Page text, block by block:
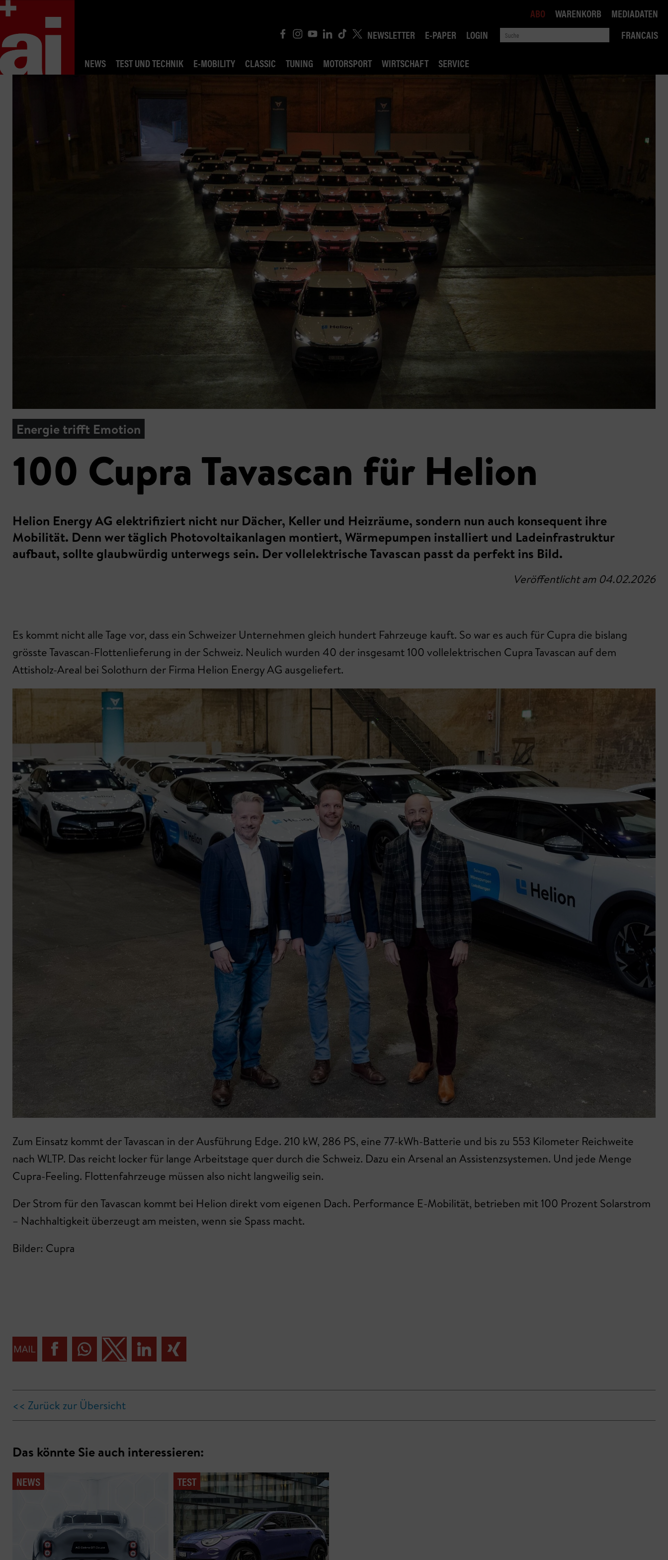
NEWSLETTER E-PAPER LOGIN
FRANCAIS
NEWS
TEST UND TECHNIK E-MOBILITY CLASSIC TUNING MOTORSPORT WIRTSCHAFT SERVICE
ABO WARENKORB MEDIADATEN
Energie trifft Emotion
100 Cupra Tavascan für Helion
Helion Energy AG elektrifiziert nicht nur Dächer, Keller und Heizräume, sondern nun auch konsequent ihre
Mobilität. Denn wer täglich Photovoltaikanlagen montiert, Wärmepumpen installiert und Ladeinfrastruktur
aufbaut, sollte glaubwürdig unterwegs sein. Der vollelektrische Tavascan passt da perfekt ins Bild.
Veröffentlicht am 04.02.2026
Es kommt nicht alle Tage vor, dass ein Schweizer Unternehmen gleich hundert Fahrzeuge kauft. So war es auch für Cupra die bislang
grösste Tavascan-Flottenlieferung in der Schweiz. Neulich wurden 40 der insgesamt 100 vollelektrischen Cupra Tavascan auf dem
Attisholz-Areal bei Solothurn der Firma Helion Energy AG ausgeliefert.
Zum Einsatz kommt der Tavascan in der Ausführung Edge. 210 kW, 286 PS, eine 77-kWh-Batterie und bis zu 553 Kilometer Reichweite
nach WLTP. Das reicht locker für lange Arbeitstage quer durch die Schweiz. Dazu ein Arsenal an Assistenzsystemen. Und jede Menge
Cupra-Feeling. Flottenfahrzeuge müssen also nicht langweilig sein.
Der Strom für den Tavascan kommt bei Helion direkt vom eigenen Dach. Performance E-Mobilität, betrieben mit 100 Prozent Solarstrom
– Nachhaltigkeit überzeugt am meisten, wenn sie Spass macht.
Bilder: Cupra
<< Zurück zur Übersicht
Das könnte Sie auch interessieren:
NEWS TEST